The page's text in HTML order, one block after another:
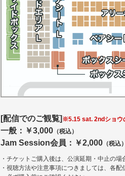
[配信でのご観覧] ※5.15 sat. 2ndショウ
一般：￥3,000 （税込）
Jam Session会員：￥2,000 （税込
・チケットご購入後は、公演延期・中止の
・視聴方法や注意事項につきましては、各